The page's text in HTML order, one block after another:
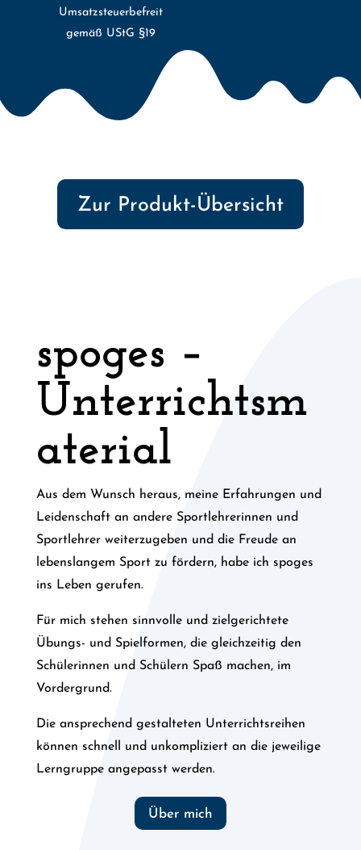
Umsatzsteuerbefreit
gemäß UStG §19
Zur Produkt-Übersicht
spoges –
Unterrichtsm
aterial
Aus dem Wunsch heraus, meine Erfahrungen und
Leidenschaft an andere Sportlehrerinnen und
Sportlehrer weiterzugeben und die Freude an
lebenslangem Sport zu fördern, habe ich spoges
ins Leben gerufen.
Für mich stehen sinnvolle und zielgerichtete
Übungs- und Spielformen, die gleichzeitig den
Schülerinnen und Schülern Spaß machen, im
Vordergrund.
Die ansprechend gestalteten Unterrichtsreihen
können schnell und unkompliziert an die jeweilige
Lerngruppe angepasst werden.
Über mich